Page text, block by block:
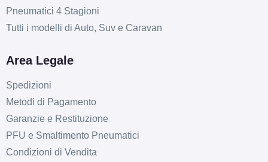
Pneumatici 4 Stagioni
Tutti i modelli di Auto, Suv e Caravan
Area Legale
Spedizioni
Metodi di Pagamento
Garanzie e Restituzione
PFU e Smaltimento Pneumatici
Condizioni di Vendita